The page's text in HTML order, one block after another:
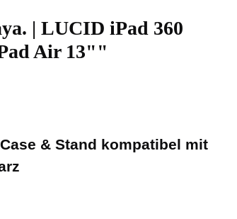
| LUCID iPad 360
Air 13""
& Stand kompatibel mit